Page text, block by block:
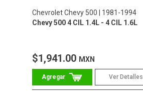
Chevrolet Chevy 500
1981-1994
Chevy 500 4 CIL 1.4L - 4 CIL 1.6L
$1,941.00 MXN
Ver Detalles